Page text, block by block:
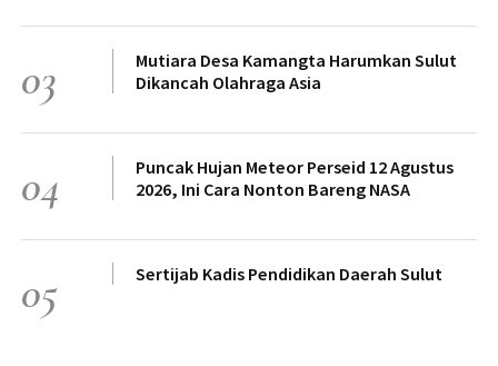
03
Mutiara Desa Kamangta Harumkan Sulut
Dikancah Olahraga Asia
04
Puncak Hujan Meteor Perseid 12 Agustus
2026, Ini Cara Nonton Bareng NASA
05 Sertijab Kadis Pendidikan Daerah Sulut